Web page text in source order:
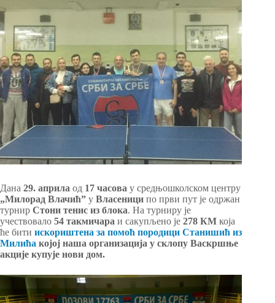
Дана 29. априла од 17 часова у средњошколском центру
„Милорад Влачић” у Власеници по први пут је одржан
турнир Стони тенис из блока. На турниру је
учествовало 54 такмичара и сакупљено је 278 КМ која
ће бити искориштена за помоћ породици Станишић из
Милића којој наша организација у склопу Васкршње
акције купује нови дом.